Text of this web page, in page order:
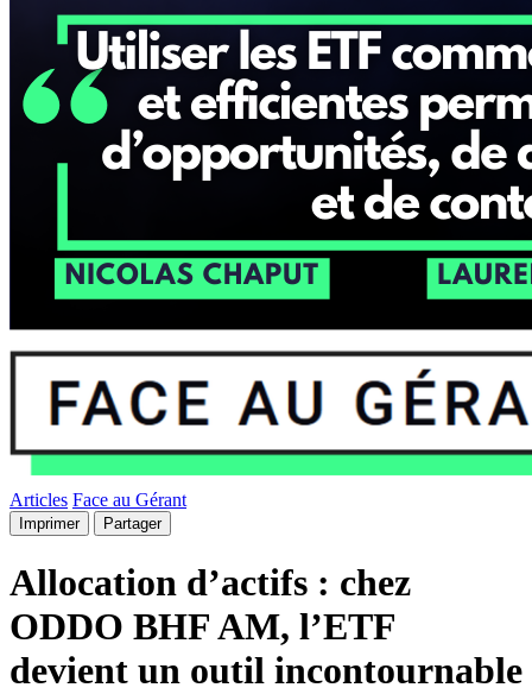
Articles Face au Gérant
Imprimer Partager
Allocation d’actifs : chez
ODDO BHF AM, l’ETF
devient un outil incontournable